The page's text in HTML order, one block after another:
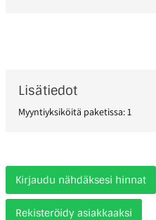
Lisätiedot
Myyntiyksiköitä paketissa: 1
Kirjaudu nähdäksesi hinnat
Rekisteröidy asiakkaaksi